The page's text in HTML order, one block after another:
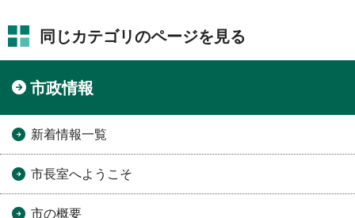
同じカテゴリのページを見る
市政情報
新着情報一覧
市長室へようこそ
市の概要